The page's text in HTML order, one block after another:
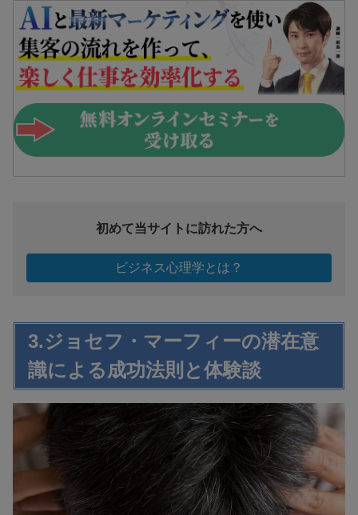
初めて当サイトに訪れた方へ
ビジネス心理学とは？
3.ジョセフ・マーフィーの潜在意
識による成功法則と体験談